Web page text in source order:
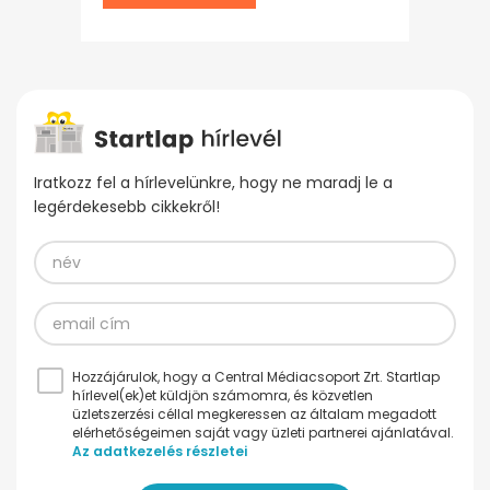
Iratkozz fel a hírlevelünkre, hogy ne maradj le a
legérdekesebb cikkekről!
Hozzájárulok, hogy a Central Médiacsoport Zrt. Startlap
hírlevel(ek)et küldjön számomra, és közvetlen
üzletszerzési céllal megkeressen az általam megadott
elérhetőségeimen saját vagy üzleti partnerei ajánlatával.
Az adatkezelés részletei